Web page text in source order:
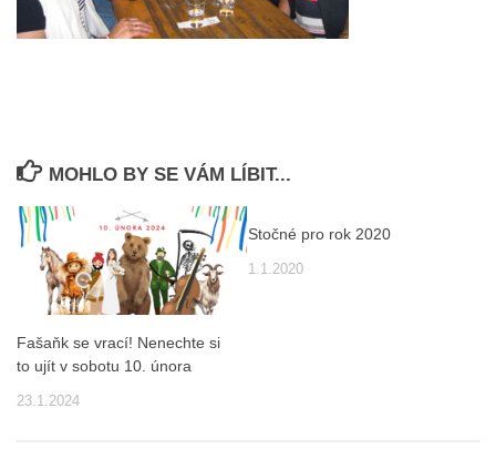
MOHLO BY SE VÁM LÍBIT...
Fašaňk se vrací! Nenechte si
to ujít v sobotu 10. února
23.1.2024
Stočné pro rok 2020
1.1.2020